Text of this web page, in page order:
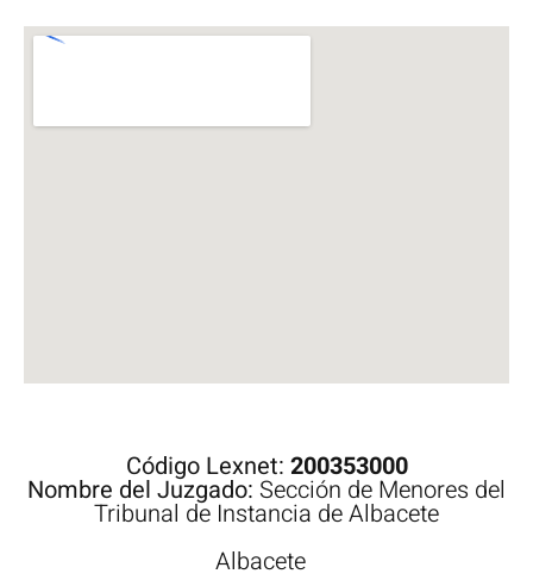
Código Lexnet: 200353000
Nombre del Juzgado: Sección de Menores del
Tribunal de Instancia de Albacete
Albacete